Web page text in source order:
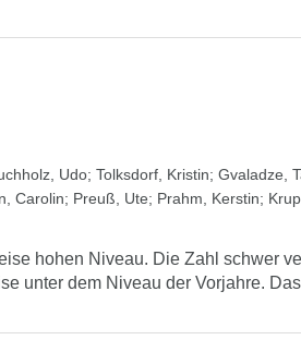
Udo; Tolksdorf, Kristin; Gvaladze,
Carolin; Preuß, Ute; Prahm, Kerstin;
hohen Niveau. Die Zahl schwer
unter dem Niveau der Vorjahre.